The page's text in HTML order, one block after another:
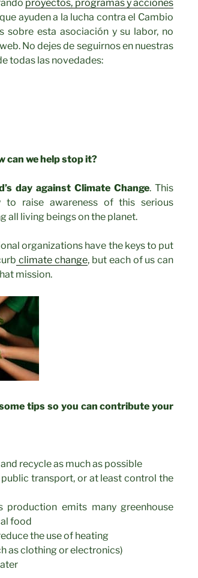
proyectos, programas y acciones
ayuden a la lucha contra el Cambio
sobre esta asociación y su labor, no
No dejes de seguirnos en nuestras
todas las novedades:
can we help stop it?
day against Climate Change. This
raise awareness of this serious
all living beings on the planet.
organizations have the keys to put
climate change, but each of us can
mission.
tips so you can contribute your
recycle as much as possible
transport, or at least control the
production emits many greenhouse
food
the use of heating
as clothing or electronics)